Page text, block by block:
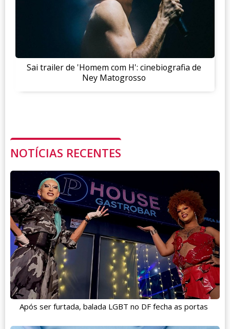
Sai trailer de 'Homem com H': cinebiografia de
Ney Matogrosso
NOTÍCIAS RECENTES
Após ser furtada, balada LGBT no DF fecha as portas